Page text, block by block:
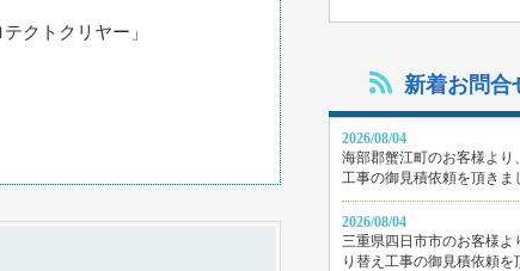
クトクリヤー」
新着お問合
2026/08/04
海部郡蟹江町のお客様より
工事の御見積依頼を頂きま
2026/08/04
三重県四日市市のお客様よ
り替え工事の御見積依頼を